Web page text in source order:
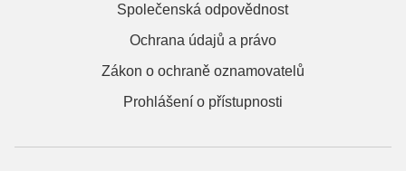
Společenská odpovědnost
Ochrana údajů a právo
Zákon o ochraně oznamovatelů
Prohlášení o přístupnosti